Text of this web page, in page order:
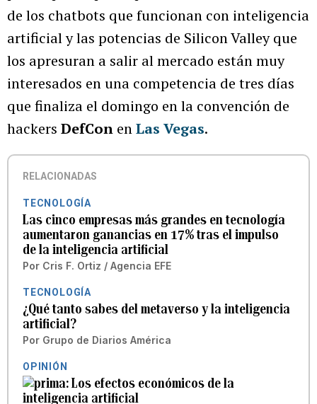
de los chatbots que funcionan con inteligencia
artificial y las potencias de Silicon Valley que
los apresuran a salir al mercado están muy
interesados en una competencia de tres días
que finaliza el domingo en la convención de
hackers DefCon enLas Vegas.
RELACIONADAS
TECNOLOGÍA
Las cinco empresas más grandes en tecnología
aumentaron ganancias en 17% tras el impulso
de la inteligencia artificial
Por Cris F. Ortiz / Agencia EFE
TECNOLOGÍA
¿Qué tanto sabes del metaverso y la inteligencia
artificial?
Por Grupo de Diarios América
OPINIÓN
Los efectos económicos de la
inteligencia artificial